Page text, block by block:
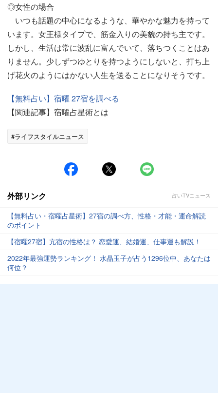
◎女性の場合
いつも話題の中心になるような、華やかな魅力を持って
います。女王様タイプで、筋金入りの美貌の持ち主です。
しかし、生活は常に波乱に富んでいて、落ちつくことはあ
りません。少しずつゆとりを持つようにしないと、打ち上
げ花火のようにはかない人生を送ることになりそうです。
【無料占い】宿曜 27宿を調べる
【関連記事】宿曜占星術とは
#ライフスタイルニュース
外部リンク 占いTVニュース
【無料占い・宿曜占星術】27宿の調べ方、性格・才能・運命解読
のポイント
【宿曜27宿】亢宿の性格は？ 恋愛運、結婚運、仕事運も解説！
2022年最強運勢ランキング！ 水晶玉子が占う1296位中、あなたは
何位？